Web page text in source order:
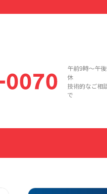
午前9時〜午
休
技術的なご相
で